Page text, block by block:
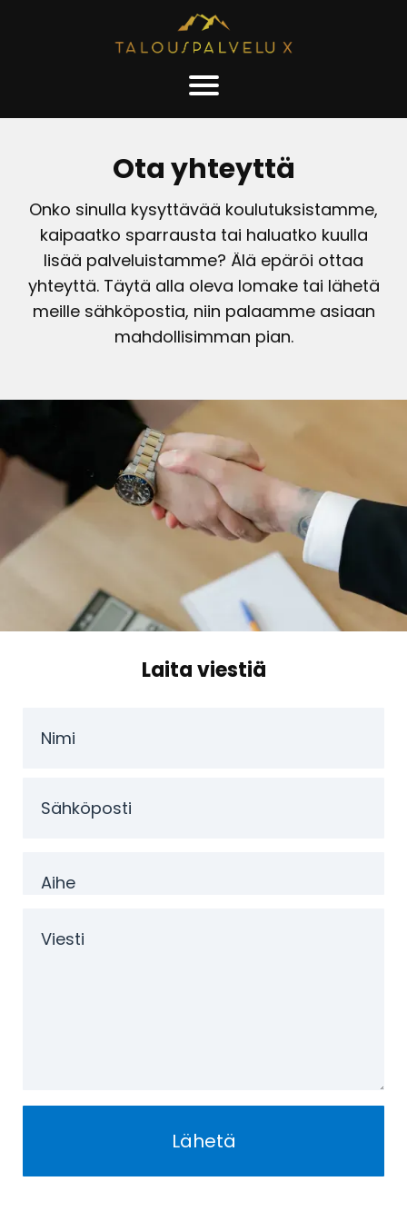
Ota yhteyttä
Onko sinulla kysyttävää koulutuksistamme,
kaipaatko sparrausta tai haluatko kuulla
lisää palveluistamme? Älä epäröi ottaa
yhteyttä. Täytä alla oleva lomake tai lähetä
meille sähköpostia, niin palaamme asiaan
mahdollisimman pian.
Laita viestiä
Lähetä